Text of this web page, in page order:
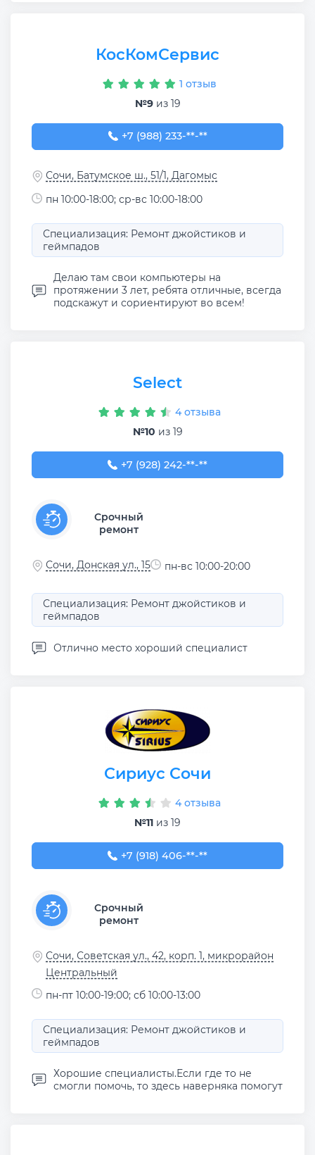
КосКомСервис
1 отзыв
№9из 19
+7 (988) 233-24-27
+7 (988) 233-**-**
Сочи, Батумское ш., 51/1, Дагомыс
пн 10:00-18:00; ср-вс 10:00-18:00
Специализация: Ремонт джойстиков и
геймпадов
Делаю там свои компьютеры на
протяжении 3 лет, ребята отличные, всегда
подскажут и сориентируют во всем!
Select
4 отзыва
№10 из 19
+7 (928) 242-24-42
+7 (928) 242-**-**
Срочный
ремонт
Сочи, Донская ул., 15 пн-вс 10:00-20:00
Специализация: Ремонт джойстиков и
геймпадов
Отлично место хороший специалист
Сириус Сочи
4 отзыва
№11 из 19
+7 (918) 406-55-93
+7 (918) 406-**-**
Срочный
ремонт
Сочи, Советская ул., 42, корп. 1, микрорайон
Центральный
пн-пт 10:00-19:00; сб 10:00-13:00
Специализация: Ремонт джойстиков и
геймпадов
Хорошие специалисты.Если где то не
смогли помочь, то здесь наверняка помогут